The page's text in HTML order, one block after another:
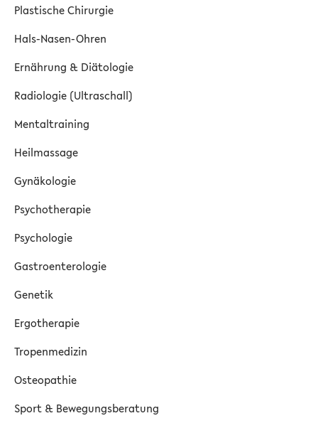
Plastische Chirurgie
Hals-Nasen-Ohren
Ernährung & Diätologie
Radiologie (Ultraschall)
Mentaltraining
Heilmassage
Gynäkologie
Psychotherapie
Psychologie
Gastroenterologie
Genetik
Ergotherapie
Tropenmedizin
Osteopathie
Sport & Bewegungsberatung